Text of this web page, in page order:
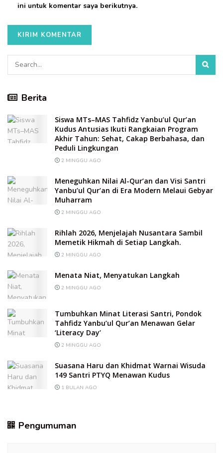
ini untuk komentar saya berikutnya.
Berita
Siswa MTs–MAS Tahfidz Yanbu’ul Qur’an
Kudus Antusias Ikuti Rangkaian Program
Akhir Tahun: Sehat, Cakap Berbahasa, dan
Peduli Lingkungan
2 MINGGU AGO
Meneguhkan Nilai Al-Qur’an dan Visi Santri
Yanbu’ul Qur’an di Era Modern Melaui Gebyar
Muharram
2 MINGGU AGO
Rihlah 2026, Menjelajah Nusantara Sambil
Memetik Hikmah di Setiap Langkah.
2 MINGGU AGO
Menata Niat, Menyatukan Langkah
2 MINGGU AGO
Tumbuhkan Minat Literasi Santri, Pondok
Tahfidz Yanbu’ul Qur’an Menawan Gelar
‘Literacy Day’
2 MINGGU AGO
Suasana Haru dan Khidmat Warnai Wisuda
149 Santri PTYQ Menawan Kudus
1 BULAN AGO
Pengumuman